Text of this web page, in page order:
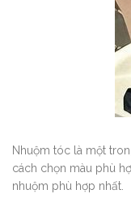
Nhuộm tóc là một
cách chọn màu phù
nhuộm phù hợp nhất.